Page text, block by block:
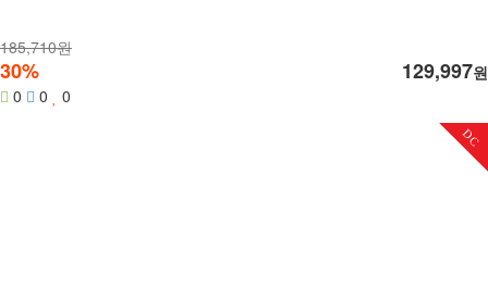
185,710원
30% 129,997원
0
0 0
DC